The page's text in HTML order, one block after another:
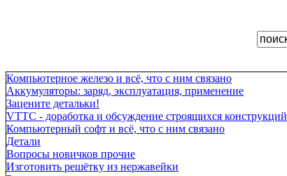
Компьютерное железо и всё, что с ним связано
Аккумуляторы: заряд, эксплуатация, применение
Зацените детальки!
VTTC - доработка и обсуждение строящихся конструкций
Компьютерный софт и всё, что с ним связано
Детали
Вопросы новичков прочие
Изготовить решётку из нержавейки